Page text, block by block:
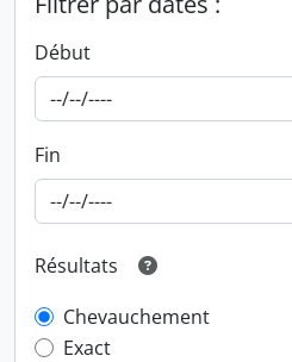
Début
Fin
Résultats
Chevauchement
Exact